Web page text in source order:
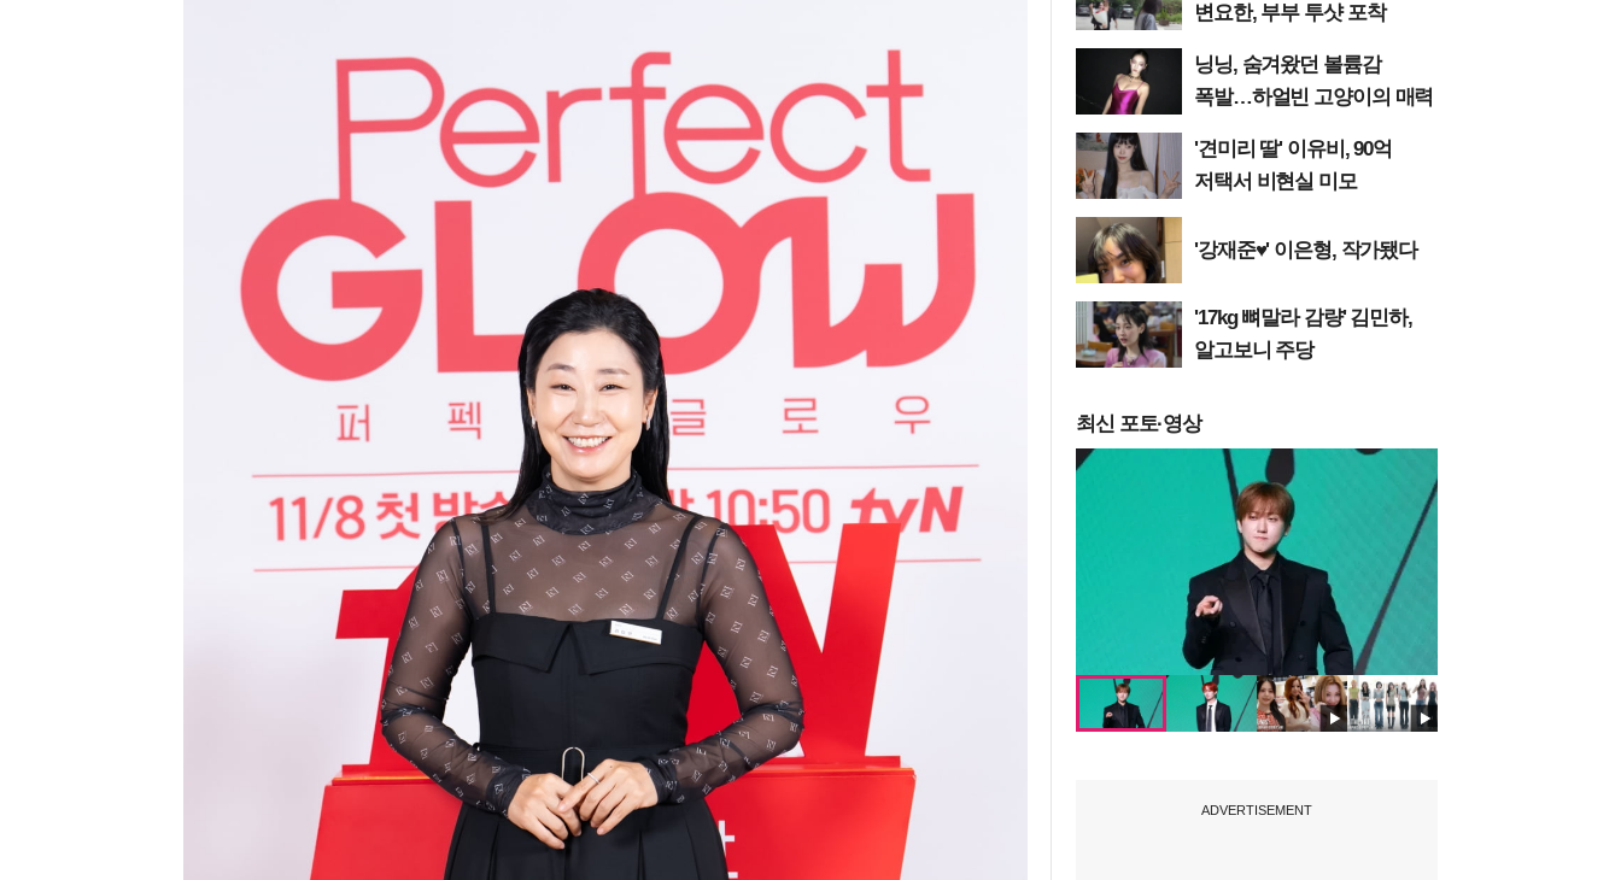
변요한, 부부 투샷 포착
닝닝, 숨겨왔던 볼륨감
폭발…하얼빈 고양이의 매력
'견미리 딸' 이유비, 90억
저택서 비현실 미모
'강재준♥' 이은형, 작가됐다
'17kg 뼈말라 감량' 김민하,
알고보니 주당
최신 포토·영상
ADVERTISEMENT